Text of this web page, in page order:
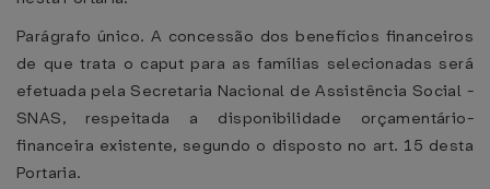
Parágrafo único. A concessão dos benefícios financeiros
de que trata o caput para as famílias selecionadas será
efetuada pela Secretaria Nacional de Assistência Social -
SNAS, respeitada a disponibilidade orçamentário-
financeira existente, segundo o disposto no art. 15 desta
Portaria.